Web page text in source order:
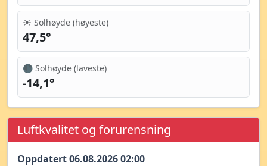
☀️ Solhøyde (høyeste)
47,5°
🌑 Solhøyde (laveste)
-14,1°
Luftkvalitet og forurensning
Oppdatert 06.08.2026 02:00